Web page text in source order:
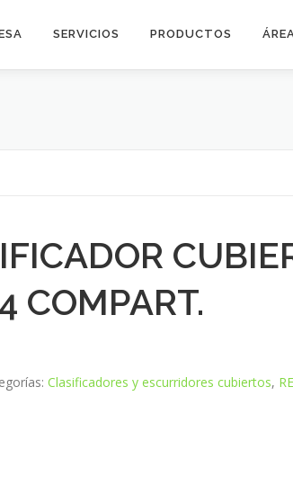
SERVICIOS PRODUCTOS
COMPART.
Clasificadores y escurridores cubiertos,